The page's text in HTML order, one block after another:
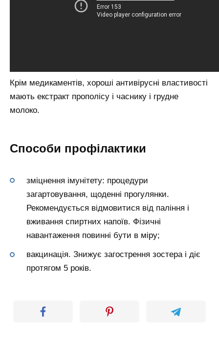
Крім медикаментів, хороші антивірусні властивості
мають екстракт прополісу і часнику і грудне
молоко.
Способи профілактики
зміцнення імунітету: процедури
загартовування, щоденні прогулянки.
Рекомендується відмовитися від паління і
вживання спиртних напоїв. Фізичні
навантаження повинні бути в міру;
вакцинація. Знижує загострення зостера і діє
протягом 5 років.